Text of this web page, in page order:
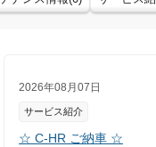
2026年08月07日
サービス紹介
☆ C-HR ご納車 ☆